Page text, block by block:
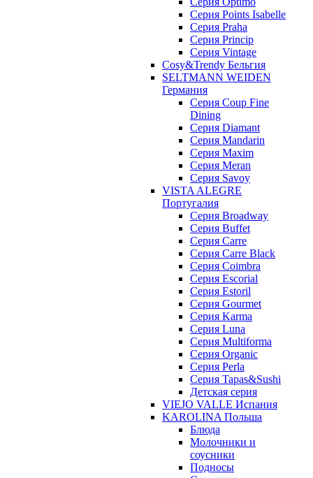
Серия Points Isabelle
Серия Praha
Серия Princip
Серия Vintage
Cosy&Trendy Бельгия
SELTMANN WEIDEN
Германия
Cерия Coup Fine
Dining
Cерия Diamant
Cерия Mandarin
Cерия Maxim
Серия Meran
Серия Savoy
VISTA ALEGRE
Португалия
Серия Broadway
Серия Buffet
Серия Carre
Серия Carre Black
Серия Coimbra
Серия Escorial
Серия Estoril
Серия Gourmet
Серия Karma
Серия Luna
Серия Multiforma
Серия Organic
Серия Perla
Серия Tapas&Sushi
Детская серия
VIEJO VALLE Испания
KAROLINA Польша
Блюда
Молочники и
соусники
Подносы